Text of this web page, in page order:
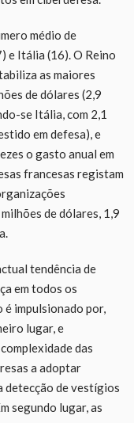
médio de
e Itália (16). O Reino
as maiores
de dólares (2,9
se Itália, com 2,1
em defesa), e
o gasto anual em
francesas registam
de dólares, 1,9
tendência de
em todos os
é impulsionado por,
lugar, e
das
a adoptar
detecção de vestígios
segundo lugar, as